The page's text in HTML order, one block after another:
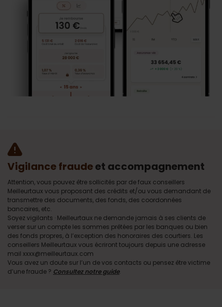
Vigilance fraudeet accompagnement
Attention, vous pouvez être sollicités par de faux conseillers
Meilleurtaux vous proposant des crédits et/ou vous demandant de
transmettre des documents, des fonds, des coordonnées
bancaires, etc.
Soyez vigilants · Meilleurtaux ne demande jamais à ses clients de
verser sur un compte les sommes prêtées par les banques ou bien
des fonds propres, à l’exception des honoraires des courtiers. Les
conseillers Meilleurtaux vous écriront toujours depuis une adresse
mail xxxx@meilleurtaux.com
Vous avez un doute sur l’un de vos contacts ou pensez être victime
d’une fraude ? Consultez notre guide.